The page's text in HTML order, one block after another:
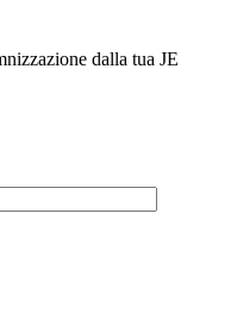
dalla tua JE